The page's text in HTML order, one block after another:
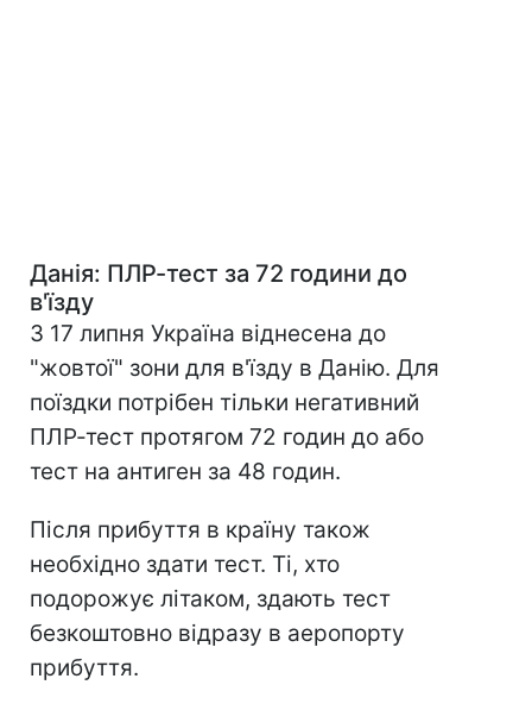
Данія: ПЛР-тест за 72 години до
в'їзду
З 17 липня Україна віднесена до
"жовтої" зони для в'їзду в Данію. Для
поїздки потрібен тільки негативний
ПЛР-тест протягом 72 годин до або
тест на антиген за 48 годин.
Після прибуття в країну також
необхідно здати тест. Ті, хто
подорожує літаком, здають тест
безкоштовно відразу в аеропорту
прибуття.